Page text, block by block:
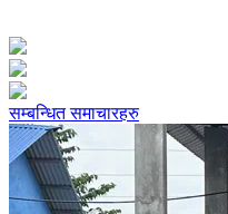
सम्बन्धित समाचारहरु